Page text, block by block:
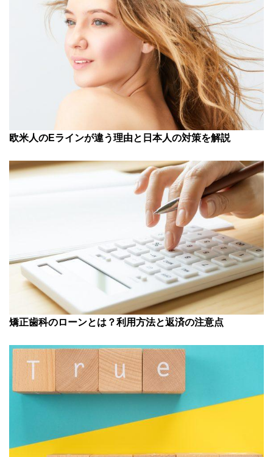
欧米人のEラインが違う理由と日本人の対策を解説
矯正歯科のローンとは？利用方法と返済の注意点